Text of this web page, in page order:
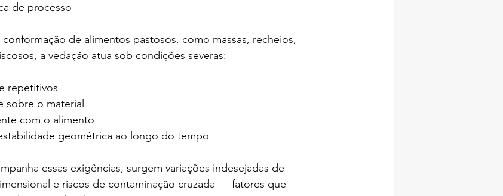
de processo
de alimentos pastosos, como massas, recheios,
a vedação atua sob condições severas:
repetitivos
sobre o material
com o alimento
estabilidade geométrica ao longo do tempo
essas exigências, surgem variações indesejadas de
e riscos de contaminação cruzada — fatores que